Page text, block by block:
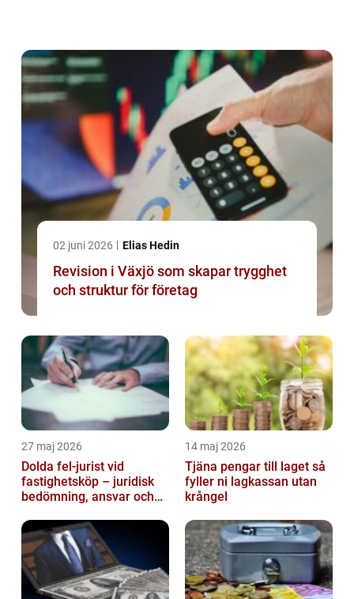
02 juni 2026 Elias Hedin
Revision i Växjö som skapar trygghet
och struktur för företag
27 maj 2026
Dolda fel-jurist vid
fastighetsköp – juridisk
bedömning, ansvar och
tvister...
14 maj 2026
Tjäna pengar till laget så
fyller ni lagkassan utan
krångel